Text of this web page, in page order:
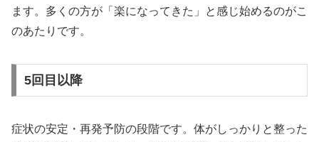
ます。多くの方が「楽になってきた」と感じ始めるのがこ
のあたりです。
5回目以降
症状の安定・再発予防の段階です。体がしっかりと整った